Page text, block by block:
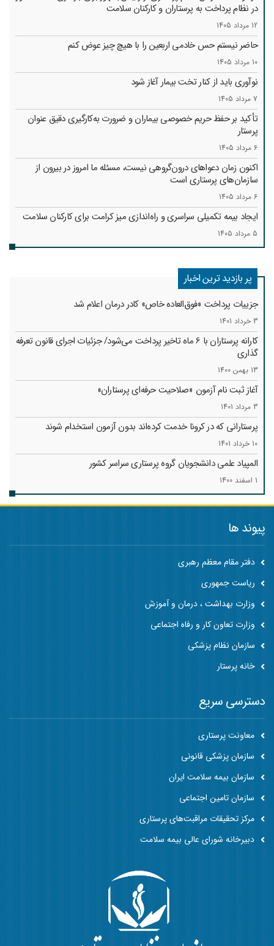
در نظام پرداخت به پرستاران و کارکنان سلامت
12 مرداد 1405
حاضر نیستم حس خادمی اربعین را با هیچ چیز عوض کنم
10 مرداد 1405
نوآوری باید از کنار تخت بیمار آغاز شود
7 مرداد 1405
تأکید بر حفظ حریم خصوصی بیماران و ضرورت به‌کارگیری دقیق عنوان
پرستار
6 مرداد 1405
اکنون زمان دعواهای درون‌گروهی نیست، مسئله ما امروز در بیرون از
سازمان‌های پرستاری است
6 مرداد 1405
ایجاد بیمه تکمیلی سراسری و راه‌اندازی میز کرامت برای کارکنان سلامت
5 مرداد 1405
پر بازدید ترین اخبار
جزییات پرداخت «فوق‌العاده خاص» کادر درمان اعلام شد
3 خرداد 1401
کارانه‌ پرستاران با 6 ماه تاخیر پرداخت می‌شود/ جزئیات اجرای قانون تعرفه
گذاری
13 بهمن 1400
آغاز ثبت نام آزمون «صلاحیت حرفه‌ای پرستاران»
3 مرداد 1401
پرستارانی که در کرونا خدمت کرد‌ه‌اند بدون آزمون استخدام شوند
10 خرداد 1401
المپیاد علمی دانشجویان گروه پرستاری سراسر کشور
1 اسفند 1400
پیوند ها
دفتر مقام معظم رهبری
ریاست جمهوری
وزارت بهداشت ، درمان و آموزش
وزارت تعاون کار و رفاه اجتماعی
سازمان نظام پزشکی
خانه پرستار
دسترسی سریع
معاونت پرستاری
سازمان پزشکی قانونی
سازمان بیمه سلامت ایران
سازمان تامین اجتماعی
مرکز تحقیقات مراقبت‌های پرستاری
دبیرخانه شورای عالی بیمه سلامت